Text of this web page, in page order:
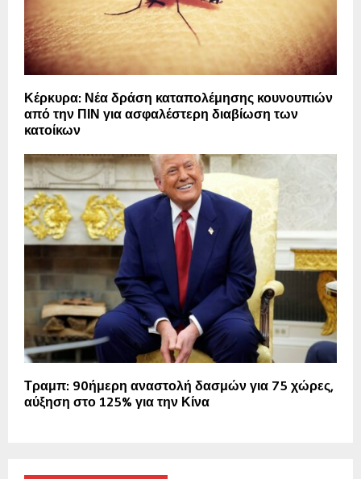
Κέρκυρα: Νέα δράση καταπολέμησης κουνουπιών
από την ΠΙΝ για ασφαλέστερη διαβίωση των
κατοίκων
Τραμπ: 90ήμερη αναστολή δασμών για 75 χώρες,
αύξηση στο 125% για την Κίνα